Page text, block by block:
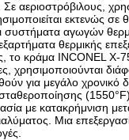
αεριοστρόβιλους,
εκτενώς
αγωγών
θερμικής
το κράμα INCONEL X-
χρησιμοποιούνται
για μεγάλο χρονικό
με κατακρήμνιση
Μια